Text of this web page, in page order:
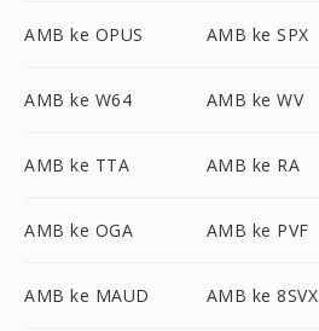
AMB ke OPUS AMB ke SPX
AMB ke W64 AMB ke WV
AMB ke TTA AMB ke RA
AMB ke OGA AMB ke PVF
AMB ke MAUD AMB ke 8SVX